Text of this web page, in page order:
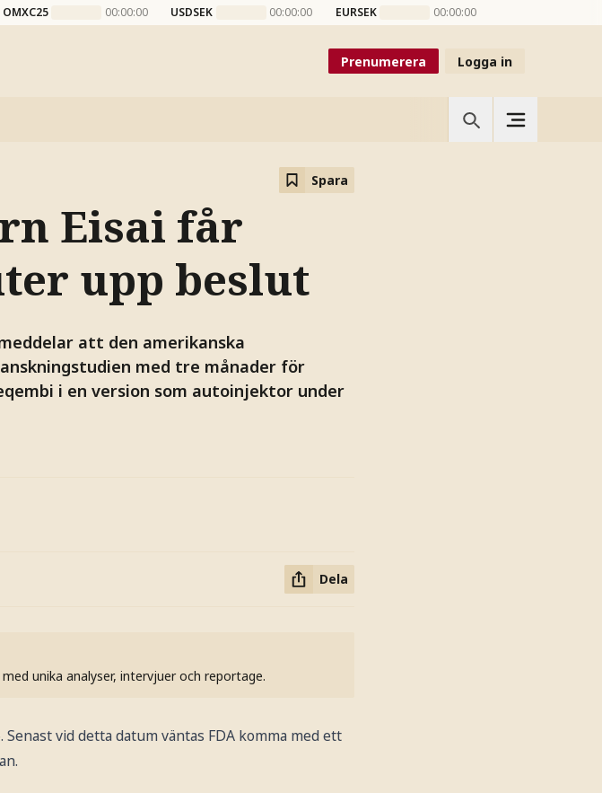
OMXC25 00:00:00 USDSEK 00:00:00 EURSEK 00:00:00
Prenumerera Logga in
Spara
Eisai får
upp beslut
att den amerikanska
med tre månader för
i en version som autoinjektor under
Dela
unika analyser, intervjuer och reportage.
vid detta datum väntas FDA komma med ett